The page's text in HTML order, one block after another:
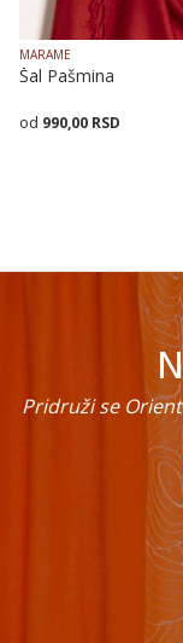
MARAME
Šal Pašmina
990,00 RSD
Pridruži se